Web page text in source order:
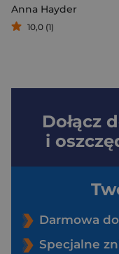
Anna Hayder
10,0 (1)
Dołącz
i
Darmowa
Specjalne